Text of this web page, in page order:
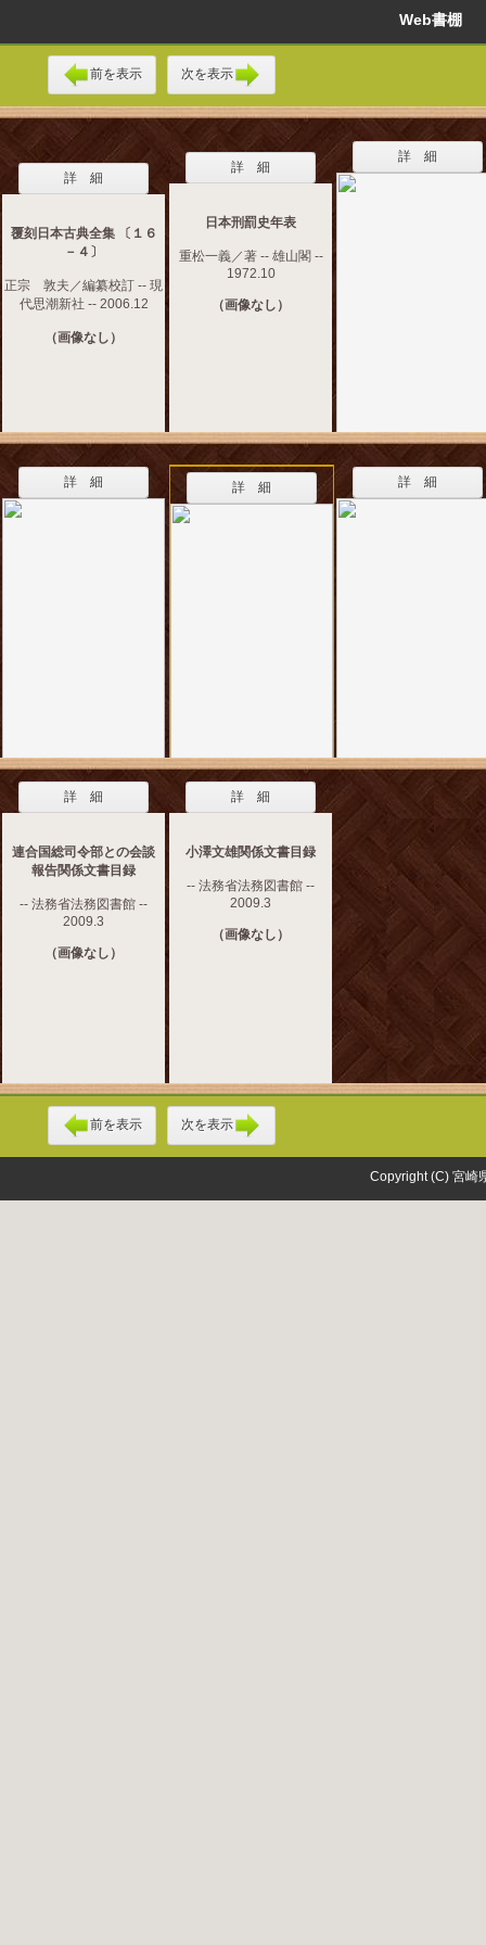
Web書棚
前を表示 次を表示
詳 細
覆刻日本古典全集 〔１６
－４〕
正宗 敦夫／編纂校訂 -- 現
代思潮新社 -- 2006.12
（画像なし）
詳 細
日本刑罰史年表
重松一義／著 -- 雄山閣 --
1972.10
（画像なし）
詳 細
詳 細 詳 細 詳 細
詳 細
連合国総司令部との会談
報告関係文書目録
-- 法務省法務図書館 --
2009.3
（画像なし）
詳 細
小澤文雄関係文書目録
-- 法務省法務図書館 --
2009.3
（画像なし）
前を表示 次を表示
Copyright (C) 宮崎